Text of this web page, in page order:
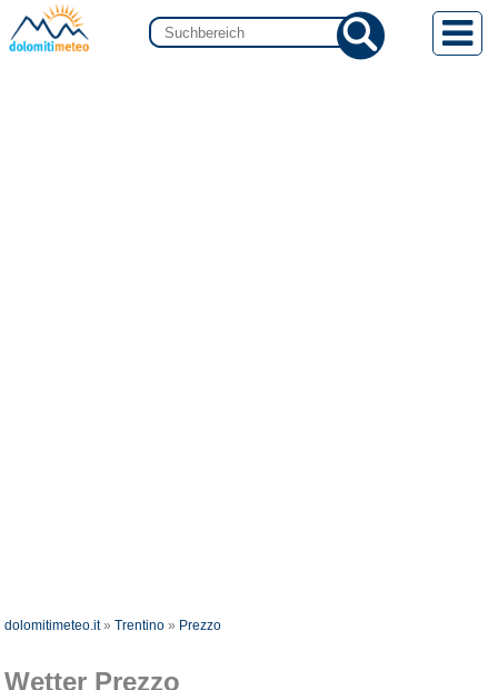
dolomitimeteo.it»Trentino » Prezzo
Wetter Prezzo